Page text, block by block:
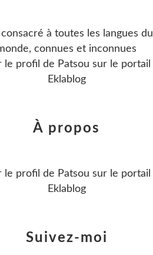
à toutes les langues du
connues et inconnues
le profil de Patsou sur le portail
Eklablog
Suivez-moi
À propos
le profil de Patsou sur le portail
Eklablog